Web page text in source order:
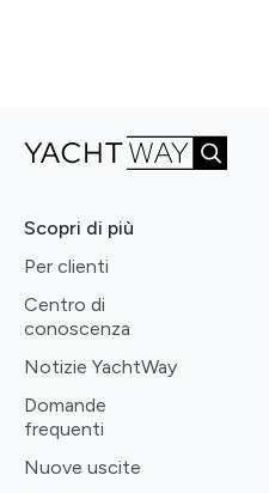
Scopri di più
Per clienti
Centro di
conoscenza
Notizie YachtWay
Domande
frequenti
Nuove uscite